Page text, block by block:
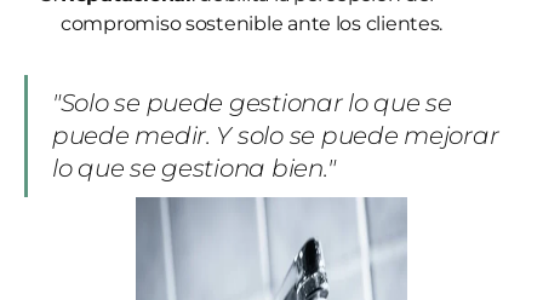
compromiso sostenible ante los clientes.
"Solo se puede gestionar lo que se
puede medir. Y solo se puede mejorar
lo que se gestiona bien."